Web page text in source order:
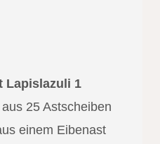
Lapislazuli 1
25 Astscheiben
einem Eibenast